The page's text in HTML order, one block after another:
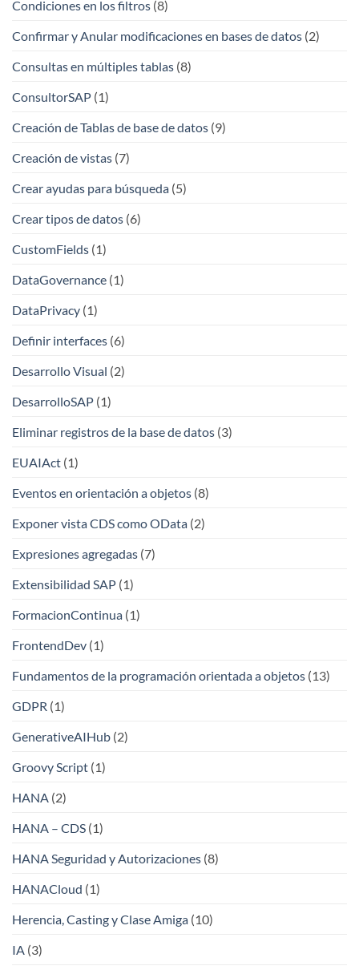
Condiciones en los filtros (8)
Confirmar y Anular modificaciones en bases de datos (2)
Consultas en múltiples tablas (8)
ConsultorSAP (1)
Creación de Tablas de base de datos (9)
Creación de vistas (7)
Crear ayudas para búsqueda (5)
Crear tipos de datos (6)
CustomFields (1)
DataGovernance (1)
DataPrivacy (1)
Definir interfaces (6)
Desarrollo Visual (2)
DesarrolloSAP (1)
Eliminar registros de la base de datos (3)
EUAIAct (1)
Eventos en orientación a objetos (8)
Exponer vista CDS como OData (2)
Expresiones agregadas (7)
Extensibilidad SAP (1)
FormacionContinua (1)
FrontendDev (1)
Fundamentos de la programación orientada a objetos (13)
GDPR (1)
GenerativeAIHub (2)
Groovy Script (1)
HANA (2)
HANA – CDS (1)
HANA Seguridad y Autorizaciones (8)
HANACloud (1)
Herencia, Casting y Clase Amiga (10)
IA (3)